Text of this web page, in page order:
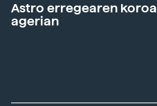
Astro erregearen koroa
agerian